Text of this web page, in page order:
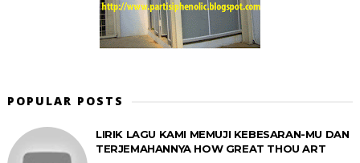
POPULAR POSTS
LIRIK LAGU KAMI MEMUJI KEBESARAN-MU DAN
TERJEMAHANNYA HOW GREAT THOU ART